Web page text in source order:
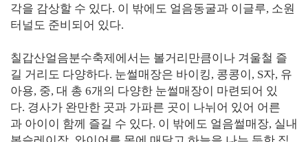
각을 감상할 수 있다. 이 밖에도 얼음동굴과 이글루, 소원
터널도 준비되어 있다.
칠갑산얼음분수축제에서는 볼거리만큼이나 겨울철 즐
길 거리도 다양하다. 눈썰매장은 바이킹, 콩콩이, S자, 유
아용, 중, 대 총 6개의 다양한 눈썰매장이 마련되어 있
다. 경사가 완만한 곳과 가파른 곳이 나뉘어 있어 어른
과 아이이 함께 즐길 수 있다. 이 밖에도 얼음썰매장, 실내